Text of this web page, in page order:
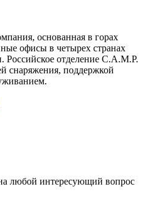
основанная в горах
офисы в четырех странах
Российское отделение C.A.M.P.
снаряжения, поддержкой
любой интересующий вопрос